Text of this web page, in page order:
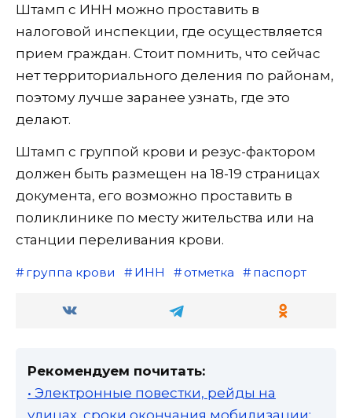
Штамп с ИНН можно проставить в
налоговой инспекции, где осуществляется
прием граждан. Стоит помнить, что сейчас
нет территориального деления по районам,
поэтому лучше заранее узнать, где это
делают.
Штамп с группой крови и резус-фактором
должен быть размещен на 18-19 страницах
документа, его возможно проставить в
поликлинике по месту жительства или на
станции переливания крови.
группа крови ИНН отметка паспорт
Рекомендуем почитать:
• Электронные повестки, рейды на
улицах, сроки окончания мобилизации: